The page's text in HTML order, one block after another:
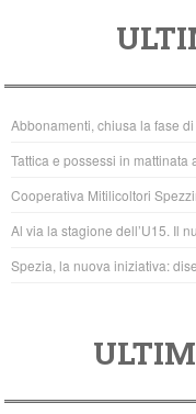
e
b
o
o
k
er
at
s
A
p
p
Abbonamenti, chiusa la fase
Tattica e possessi in mattinata
Cooperativa Mitilicoltori
Al via la stagione dell’U15. Il
Spezia, la nuova iniziativa: